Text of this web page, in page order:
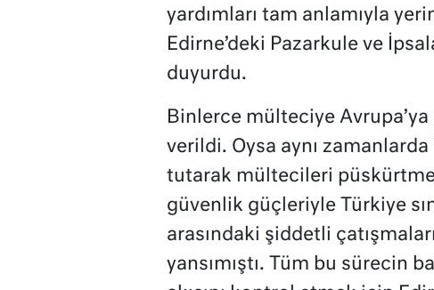
yardımları tam anlamıyla
Edirne’deki Pazarkule ve İpsala
duyurdu.
Binlerce mülteciye Avrupa’ya
verildi. Oysa aynı zamanlarda
tutarak mültecileri
güvenlik güçleriyle Türkiye
arasındaki şiddetli
yansımıştı. Tüm bu sürecin